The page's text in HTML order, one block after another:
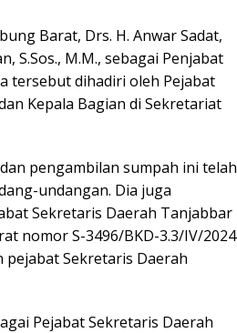
Barat, Drs. H. Anwar Sadat,
S.Sos., M.M., sebagai Penjabat
tersebut dihadiri oleh Pejabat
Kepala Bagian di Sekretariat
pengambilan sumpah ini telah
undangan. Dia juga
Sekretaris Daerah Tanjabbar
nomor S-3496/BKD-3.3/IV/2024
Sekretaris Daerah
Pejabat Sekretaris Daerah